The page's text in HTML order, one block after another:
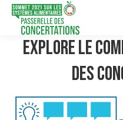
Explore le
des